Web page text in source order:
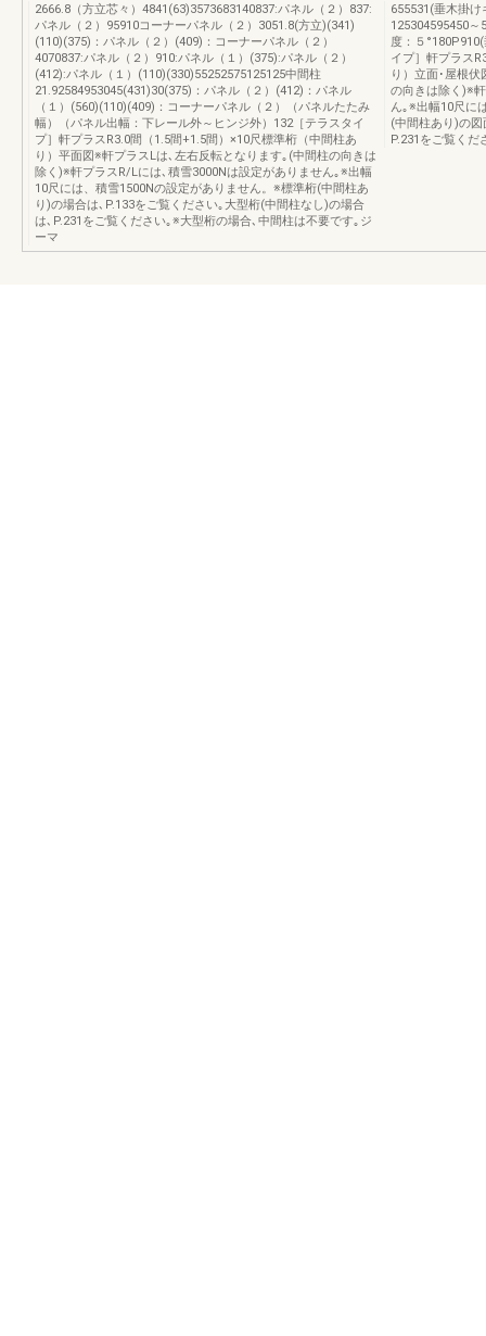
2666.8（方立芯々）4841(63)3573683140837:パネル（２）837:
パネル（２）95910コーナーパネル（２）3051.8(方立)(341)
(110)(375)：パネル（２）(409)：コーナーパネル（２）
4070837:パネル（２）910:パネル（１）(375):パネル（２）
(412):パネル（１）(110)(330)55252575125125中間柱
21.92584953045(431)30(375)：パネル（２）(412)：パネル
（１）(560)(110)(409)：コーナーパネル（２）（パネルたたみ
幅）（パネル出幅：下レール外～ヒンジ外）132［テラスタイ
プ］軒プラスR3.0間（1.5間+1.5間）×10尺標準桁（中間柱あ
り）平面図※軒プラスLは､左右反転となります｡(中間柱の向きは
除く)※軒プラスR/Lには､積雪3000Nは設定がありません｡※出幅
10尺には、積雪1500Nの設定がありません。※標準桁(中間柱あ
り)の場合は､P.133をご覧ください｡大型桁(中間柱なし)の場合
は､P.231をご覧ください｡※大型桁の場合､中間柱は不要です｡ジ
ーマ
655531(垂木掛
125304595450～
度：５
イプ］軒プラス
り）立面･屋根
の向きは除く)※
ん｡※出幅10尺に
(中間柱あり)の
P.231をご覧くだ